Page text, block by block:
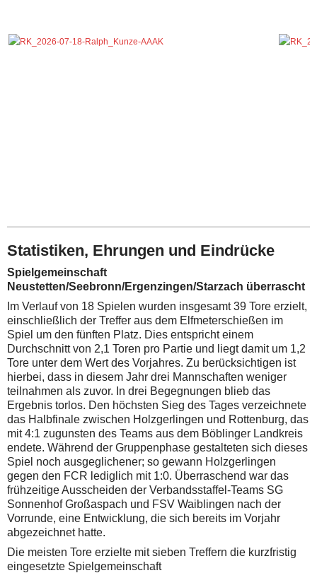
Statistiken, Ehrungen und Eindrücke
Spielgemeinschaft
Neustetten/Seebronn/Ergenzingen/Starzach überrascht
Im Verlauf von 18 Spielen wurden insgesamt 39 Tore erzielt,
einschließlich der Treffer aus dem Elfmeterschießen im
Spiel um den fünften Platz. Dies entspricht einem
Durchschnitt von 2,1 Toren pro Partie und liegt damit um 1,2
Tore unter dem Wert des Vorjahres. Zu berücksichtigen ist
hierbei, dass in diesem Jahr drei Mannschaften weniger
teilnahmen als zuvor. In drei Begegnungen blieb das
Ergebnis torlos. Den höchsten Sieg des Tages verzeichnete
das Halbfinale zwischen Holzgerlingen und Rottenburg, das
mit 4:1 zugunsten des Teams aus dem Böblinger Landkreis
endete. Während der Gruppenphase gestalteten sich dieses
Spiel noch ausgeglichener; so gewann Holzgerlingen
gegen den FCR lediglich mit 1:0. Überraschend war das
frühzeitige Ausscheiden der Verbandsstaffel-Teams SG
Sonnenhof Großaspach und FSV Waiblingen nach der
Vorrunde, eine Entwicklung, die sich bereits im Vorjahr
abgezeichnet hatte.
Die meisten Tore erzielte mit sieben Treffern die kurzfristig
eingesetzte Spielgemeinschaft